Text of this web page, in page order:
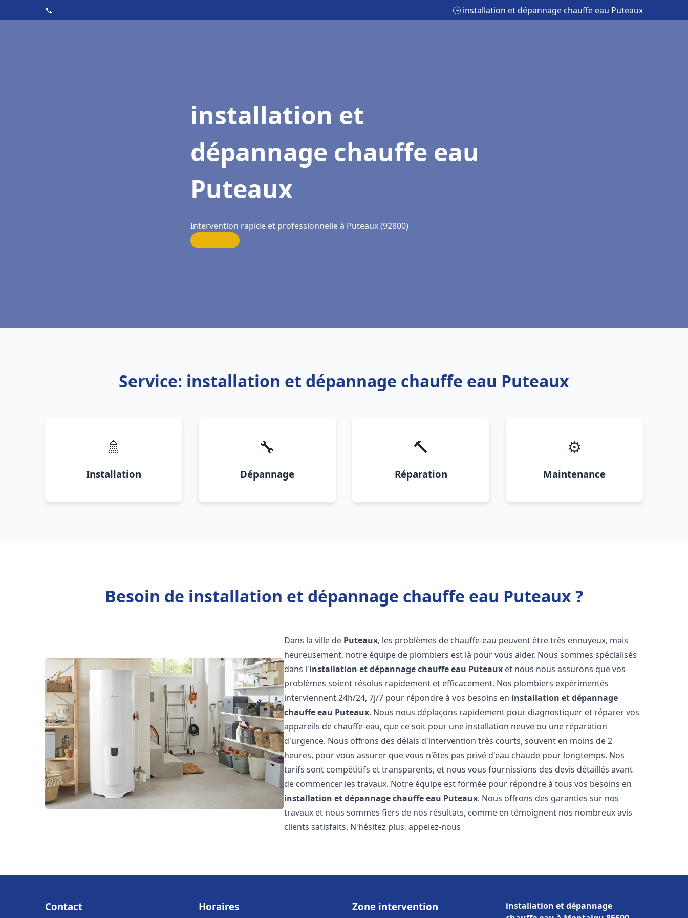
📞 🕒 installation et dépannage chauffe eau Puteaux
installation et
dépannage chauffe eau
Puteaux
Intervention rapide et professionnelle à Puteaux (92800)
Service: installation et dépannage chauffe eau Puteaux
🚿
Installation
🔧
Dépannage
🔨
Réparation
⚙️
Maintenance
Besoin de installation et dépannage chauffe eau Puteaux ?
Dans la ville de Puteaux, les problèmes de chauffe-eau peuvent être très ennuyeux, mais
heureusement, notre équipe de plombiers est là pour vous aider. Nous sommes spécialisés
dans l'installation et dépannage chauffe eau Puteaux et nous nous assurons que vos
problèmes soient résolus rapidement et efficacement. Nos plombiers expérimentés
interviennent 24h/24, 7j/7 pour répondre à vos besoins en installation et dépannage
chauffe eau Puteaux. Nous nous déplaçons rapidement pour diagnostiquer et réparer vos
appareils de chauffe-eau, que ce soit pour une installation neuve ou une réparation
d'urgence. Nous offrons des délais d'intervention très courts, souvent en moins de 2
heures, pour vous assurer que vous n'êtes pas privé d'eau chaude pour longtemps. Nos
tarifs sont compétitifs et transparents, et nous vous fournissions des devis détaillés avant
de commencer les travaux. Notre équipe est formée pour répondre à tous vos besoins en
installation et dépannage chauffe eau Puteaux. Nous offrons des garanties sur nos
travaux et nous sommes fiers de nos résultats, comme en témoignent nos nombreux avis
clients satisfaits. N'hésitez plus, appelez-nous
Contact Horaires Zone intervention
installation et dépannage